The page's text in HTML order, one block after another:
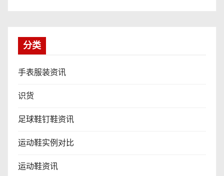
分类
手表服装资讯
识货
足球鞋钉鞋资讯
运动鞋实例对比
运动鞋资讯